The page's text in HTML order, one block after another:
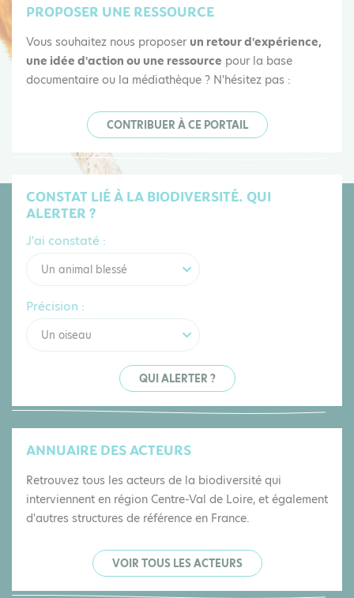
PROPOSER UNE RESSOURCE
Vous souhaitez nous proposer un retour d'expérience,
une idée d'action ou une ressource pour la base
documentaire ou la médiathèque ? N'hésitez pas :
CONTRIBUER À CE PORTAIL
CONSTAT LIÉ À LA BIODIVERSITÉ. QUI
ALERTER ?
J'ai constaté :
Un animal blessé
Précision :
Un oiseau
QUI ALERTER ?
ANNUAIRE DES ACTEURS
Retrouvez tous les acteurs de la biodiversité qui
interviennent en région Centre-Val de Loire, et également
d'autres structures de référence en France.
VOIR TOUS LES ACTEURS